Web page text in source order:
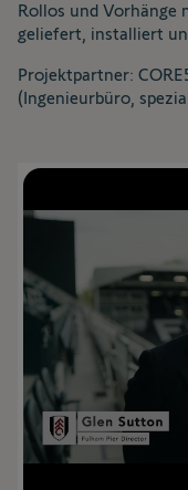
Rollos und Vorhänge
geliefert, installiert
Projektpartner:
(Ingenieurbüro,